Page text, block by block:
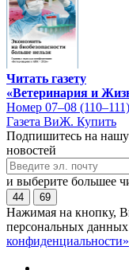
Читать газету
«Ветеринария и
Номер 07–08
Газета ВиЖ. Купить
Подпишитесь на нашу
новостей
и выберите большее
44 69
Нажимая на кнопку,
персональных данных
конфиденциальности»